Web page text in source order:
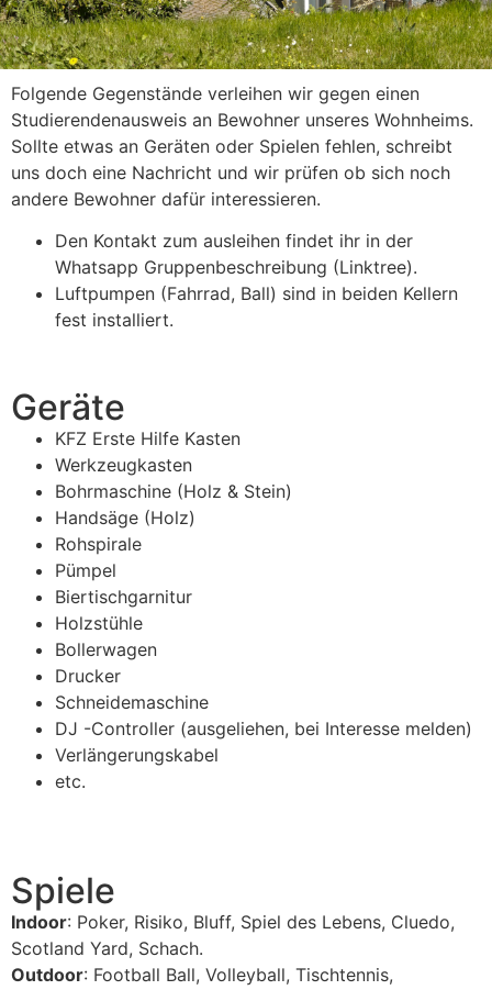
Folgende Gegenstände verleihen wir gegen einen
Studierendenausweis an Bewohner unseres Wohnheims.
Sollte etwas an Geräten oder Spielen fehlen, schreibt
uns doch eine Nachricht und wir prüfen ob sich noch
andere Bewohner dafür interessieren.
Den Kontakt zum ausleihen findet ihr in der
Whatsapp Gruppenbeschreibung (Linktree).
Luftpumpen (Fahrrad, Ball) sind in beiden Kellern
fest installiert.
Geräte
KFZ Erste Hilfe Kasten
Werkzeugkasten
Bohrmaschine (Holz & Stein)
Handsäge (Holz)
Rohspirale
Pümpel
Biertischgarnitur
Holzstühle
Bollerwagen
Drucker
Schneidemaschine
DJ -Controller (ausgeliehen, bei Interesse melden)
Verlängerungskabel
etc.
Spiele
Indoor: Poker, Risiko, Bluff, Spiel des Lebens, Cluedo,
Scotland Yard, Schach.
Outdoor: Football Ball, Volleyball, Tischtennis,